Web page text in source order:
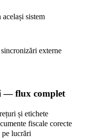
sistem
externe
— flux complet
și etichete
fiscale corecte
pe lucrări